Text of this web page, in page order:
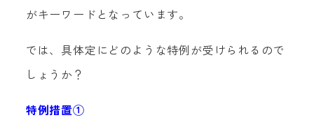
がキーワードとなっています。
では、具体定にどのような特例が受けられるので
しょうか？
特例措置①